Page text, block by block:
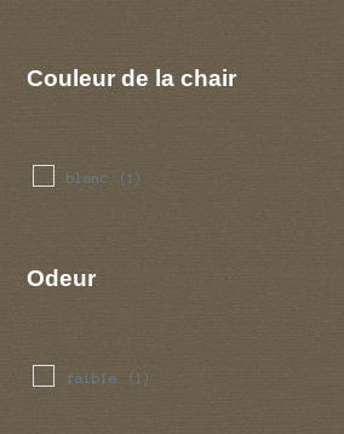
Couleur de la chair
blanc (1)
Odeur
faible (1)